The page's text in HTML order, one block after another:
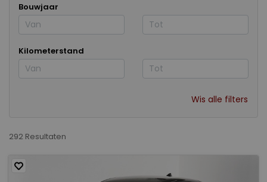
Bouwjaar
Kilometerstand
Wis alle filters
292 Resultaten